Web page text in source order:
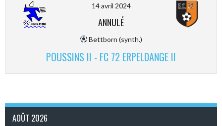
14 avril 2024
ANNULÉ
Bettborn (synth.)
POUSSINS II - FC 72 ERPELDANGE II
AOÛT 2026